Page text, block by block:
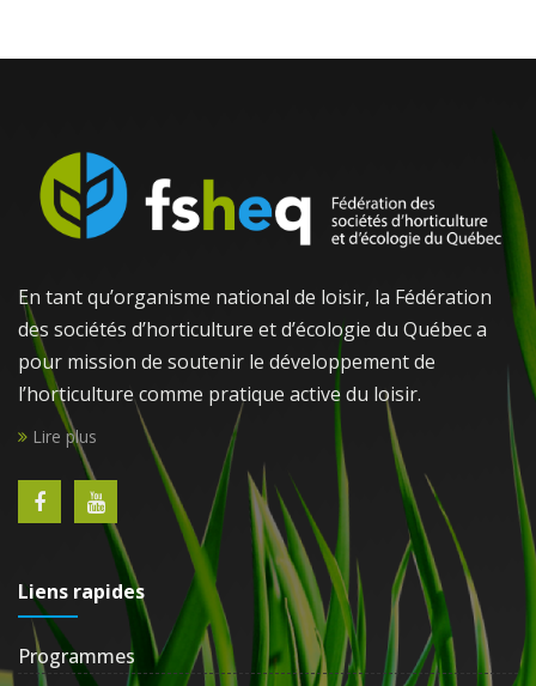
En tant qu’organisme national de loisir, la Fédération
des sociétés d’horticulture et d’écologie du Québec a
pour mission de soutenir le développement de
l’horticulture comme pratique active du loisir.
Lire plus
Liens rapides
Programmes